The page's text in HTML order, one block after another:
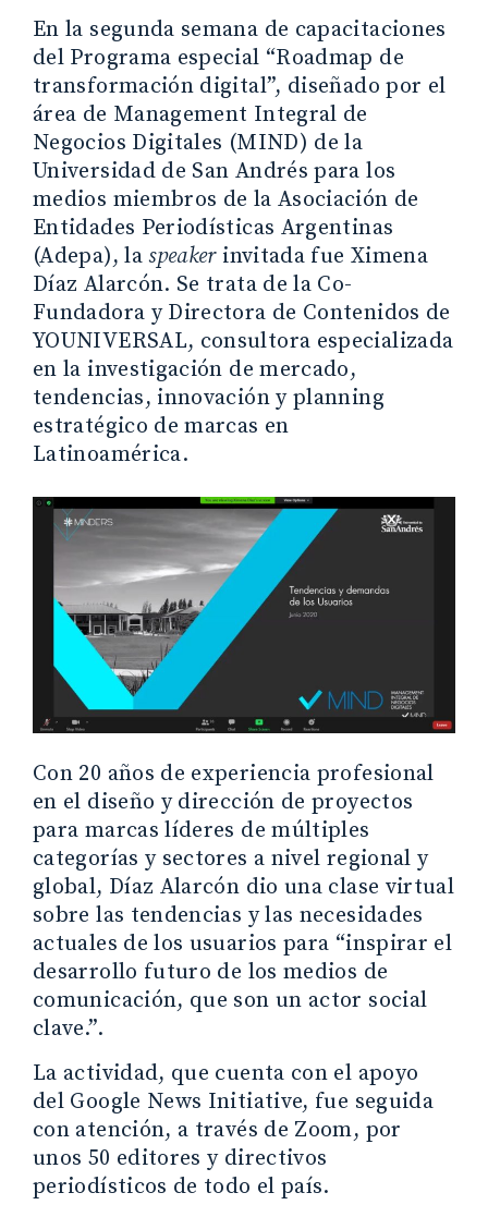
En la segunda semana de capacitaciones
del Programa especial “Roadmap de
transformación digital”, diseñado por el
área de Management Integral de
Negocios Digitales (MIND) de la
Universidad de San Andrés para los
medios miembros de la Asociación de
Entidades Periodísticas Argentinas
(Adepa), laspeakerinvitada fue Ximena
Díaz Alarcón. Se trata de la Co-
Fundadora y Directora de Contenidos de
YOUNIVERSAL, consultora especializada
en la investigación de mercado,
tendencias, innovación y planning
estratégico de marcas en
Latinoamérica.
Con 20 años de experiencia profesional
en el diseño y dirección de proyectos
para marcas líderes de múltiples
categorías y sectores a nivel regional y
global, Díaz Alarcón dio una clase virtual
sobre las tendencias y las necesidades
actuales de los usuarios para “inspirar el
desarrollo futuro de los medios de
comunicación, que son un actor social
clave.”.
La actividad, que cuenta con el apoyo
del Google News Initiative, fue seguida
con atención, a través de Zoom, por
unos 50 editores y directivos
periodísticos de todo el país.